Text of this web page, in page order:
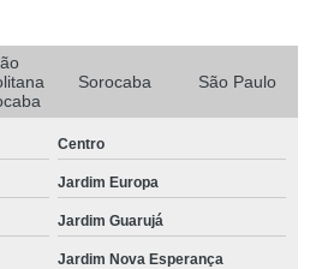
Parque das Laranjeiras
Santa Rosália
que indicam velocidade valores
Jardim Nova Manchester
rodovia Parque das Paineiras
Sorocaba São Paulo
Centro
Jardim Europa
Jardim Guarujá
Jardim Nova Esperança